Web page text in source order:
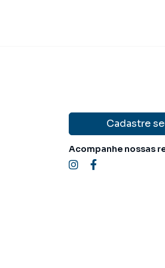
Cadastre
Acompanhe nossas